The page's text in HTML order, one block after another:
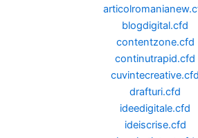
blogdigital.cfd
contentzone.cfd
continutrapid.cfd
cuvintecreative.cfd
drafturi.cfd
ideedigitale.cfd
ideiscrise.cfd